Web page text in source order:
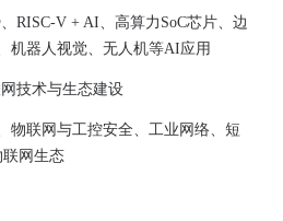
V + AI、高算力SoC芯片、边
机器人视觉、无人机等AI应用
技术与生态建设
联网与工控安全、工业网络、短
联网生态